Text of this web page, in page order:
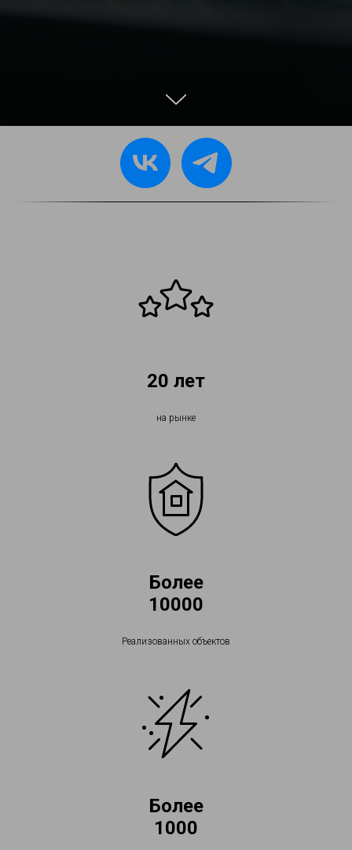
20 лет
на рынке
Более
10000
Реализованных объектов
Более
1000